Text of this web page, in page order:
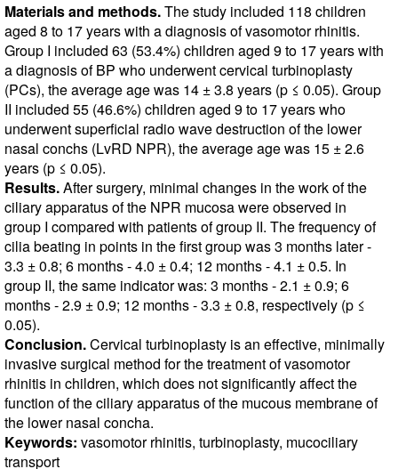
Materials and methods.The study included 118 children
aged 8 to 17 years with a diagnosis of vasomotor rhinitis.
Group I included 63 (53.4%) children aged 9 to 17 years with
a diagnosis of BP who underwent cervical turbinoplasty
(PCs), the average age was 14 ± 3.8 years (p ≤ 0.05). Group
II included 55 (46.6%) children aged 9 to 17 years who
underwent superficial radio wave destruction of the lower
nasal conchs (LvRD NPR), the average age was 15 ± 2.6
years (p ≤ 0.05).
Results.After surgery, minimal changes in the work of the
ciliary apparatus of the NPR mucosa were observed in
group I compared with patients of group II. The frequency of
cilia beating in points in the first group was 3 months later -
3.3 ± 0.8; 6 months - 4.0 ± 0.4; 12 months - 4.1 ± 0.5. In
group II, the same indicator was: 3 months - 2.1 ± 0.9; 6
months - 2.9 ± 0.9; 12 months - 3.3 ± 0.8, respectively (p ≤
0.05).
Conclusion.Cervical turbinoplasty is an effective, minimally
invasive surgical method for the treatment of vasomotor
rhinitis in children, which does not significantly affect the
function of the ciliary apparatus of the mucous membrane of
the lower nasal concha.
Keywords: vasomotor rhinitis, turbinoplasty, mucociliary
transport